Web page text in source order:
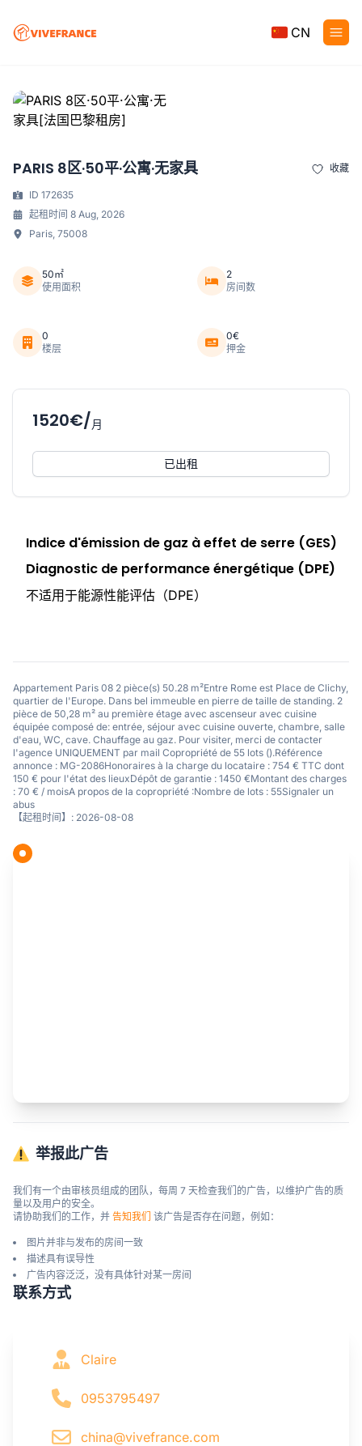
CN
PARIS 8区·50平·公寓·无家具 收藏
ID 172635
起租时间 8 Aug, 2026
Paris, 75008
50㎡
使用面积
2
房间数
0
楼层
0€
押金
1520€/月
已出租
Indice d'émission de gaz à effet de serre (GES)
Diagnostic de performance énergétique (DPE)
不适用于能源性能评估（DPE）
Appartement Paris 08 2 pièce(s) 50.28 m²Entre Rome est Place de Clichy,
quartier de l'Europe. Dans bel immeuble en pierre de taille de standing. 2
pièce de 50,28 m² au première étage avec ascenseur avec cuisine
équipée composé de: entrée, séjour avec cuisine ouverte, chambre, salle
d'eau, WC, cave. Chauffage au gaz. Pour visiter, merci de contacter
l'agence UNIQUEMENT par mail Copropriété de 55 lots ().Référence
annonce : MG-2086Honoraires à la charge du locataire : 754 € TTC dont
150 € pour l'état des lieuxDépôt de garantie : 1450 €Montant des charges
: 70 € / moisA propos de la copropriété :Nombre de lots : 55Signaler un
abus
【起租时间】: 2026-08-08
举报此广告
我们有一个由审核员组成的团队，每周 7 天检查我们的广告，以维护广告的质
量以及用户的安全。
请协助我们的工作，并 告知我们 该广告是否存在问题，例如：
图片并非与发布的房间一致
描述具有误导性
广告内容泛泛，没有具体针对某一房间
联系方式
Claire
0953795497
china@vivefrance.com